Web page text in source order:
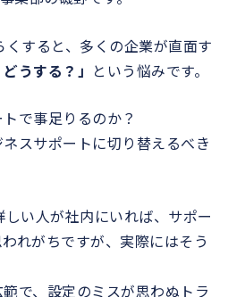
くすると、多くの企業が直面す
うする？」 という悩みです。
で事足りるのか？
スサポートに切り替えるべき
い人が社内にいれば、サポー
れがちですが、実際にはそう
で、設定のミスが思わぬトラ